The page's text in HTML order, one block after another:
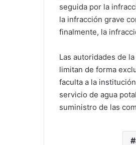
seguida por la
la infracción grave
finalmente, la
Las autoridades de
limitan de forma
faculta a la
servicio de agua
suministro de las